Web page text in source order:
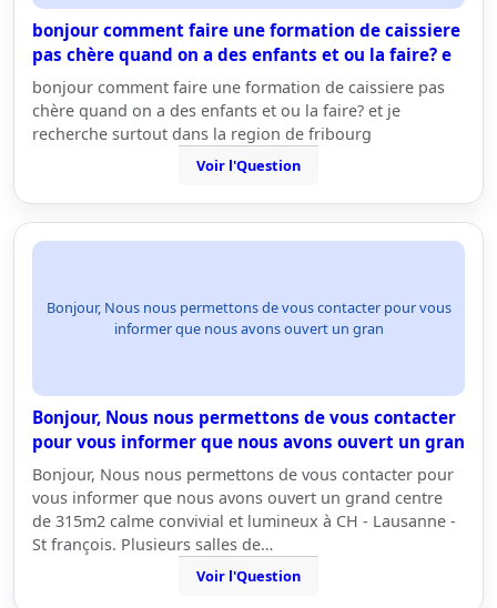
bonjour comment faire une formation de caissiere
pas chère quand on a des enfants et ou la faire? e
bonjour comment faire une formation de caissiere pas
chère quand on a des enfants et ou la faire? et je
recherche surtout dans la region de fribourg
Voir l'Question
Bonjour, Nous nous permettons de vous contacter pour vous
informer que nous avons ouvert un gran
Bonjour, Nous nous permettons de vous contacter
pour vous informer que nous avons ouvert un gran
Bonjour, Nous nous permettons de vous contacter pour
vous informer que nous avons ouvert un grand centre
de 315m2 calme convivial et lumineux à CH - Lausanne -
St françois. Plusieurs salles de…
Voir l'Question